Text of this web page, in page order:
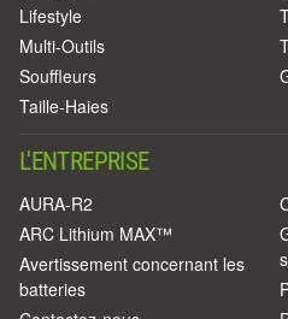
Lifestyle
Multi-Outils
Souffleurs
Taille-Haies
L'ENTREPRISE
AURA-R2
ARC Lithium MAX™
Avertissement concernant les
batteries